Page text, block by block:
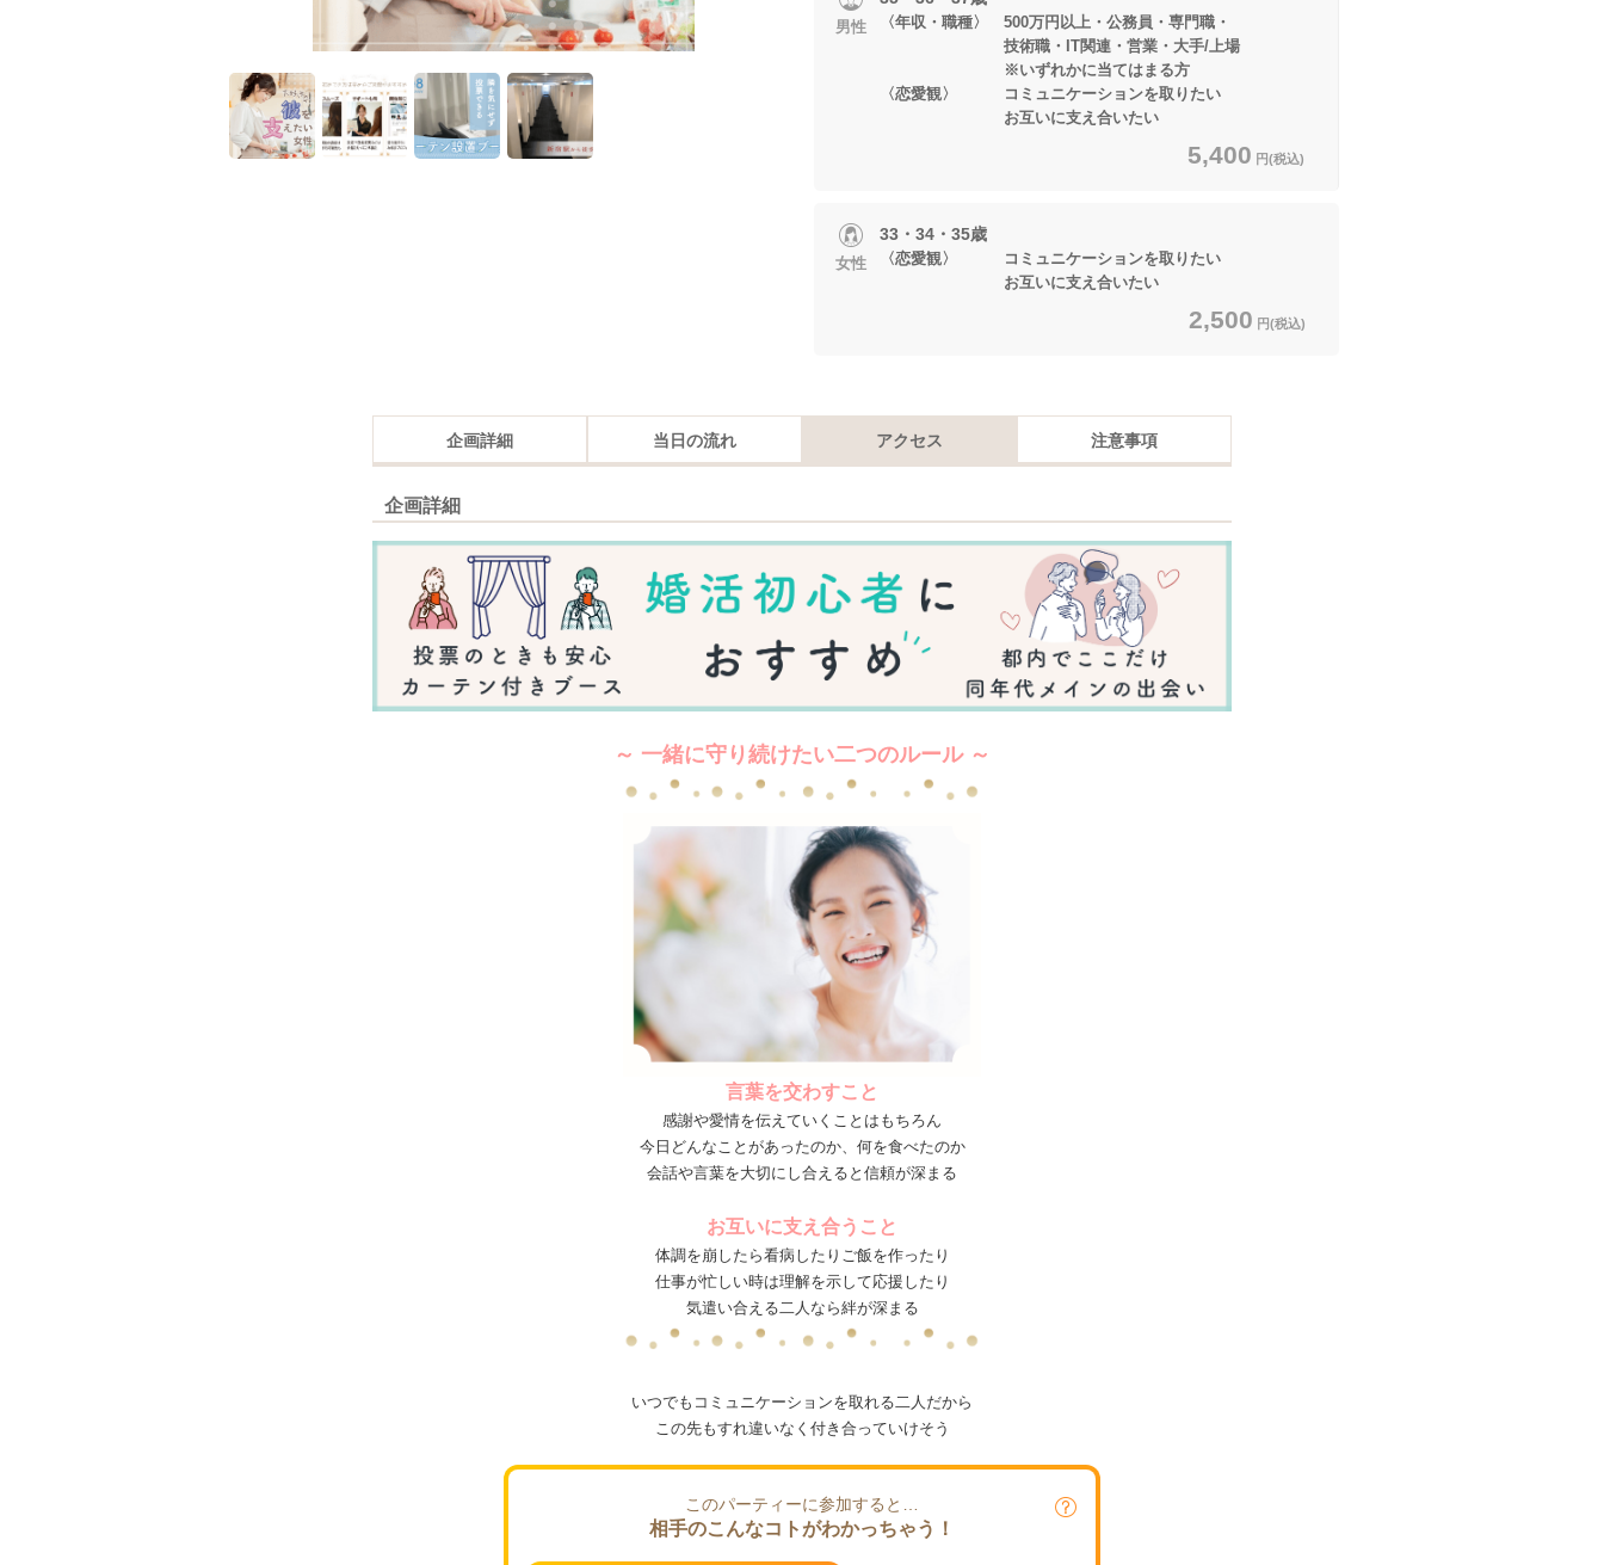
男性
〈年収・職種〉 500万円以上・公務員・専門職・
技術職・IT関連・営業・大手/上場
※いずれかに当てはまる方
〈恋愛観〉 コミュニケーションを取りたい
お互いに支え合いたい
5,400 円(税込)
女性
33・34・35歳
〈恋愛観〉 コミュニケーションを取りたい
お互いに支え合いたい
2,500 円(税込)
企画詳細 当日の流れ アクセス 注意事項
企画詳細
～ 一緒に守り続けたい二つのルール ～
言葉を交わすこと
感謝や愛情を伝えていくことはもちろん
今日どんなことがあったのか、何を食べたのか
会話や言葉を大切にし合えると信頼が深まる
お互いに支え合うこと
体調を崩したら看病したりご飯を作ったり
仕事が忙しい時は理解を示して応援したり
気遣い合える二人なら絆が深まる
いつでもコミュニケーションを取れる二人だから
この先もすれ違いなく付き合っていけそう
このパーティーに参加すると…
相手のこんなコトがわかっちゃう！